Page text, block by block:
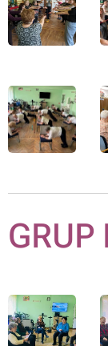
GRUP